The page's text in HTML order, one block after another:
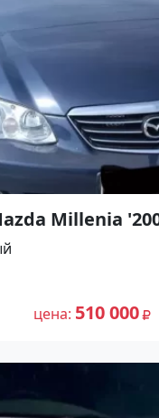
Millenia
Бензин
Черный
Авторынок23
цена 510 000